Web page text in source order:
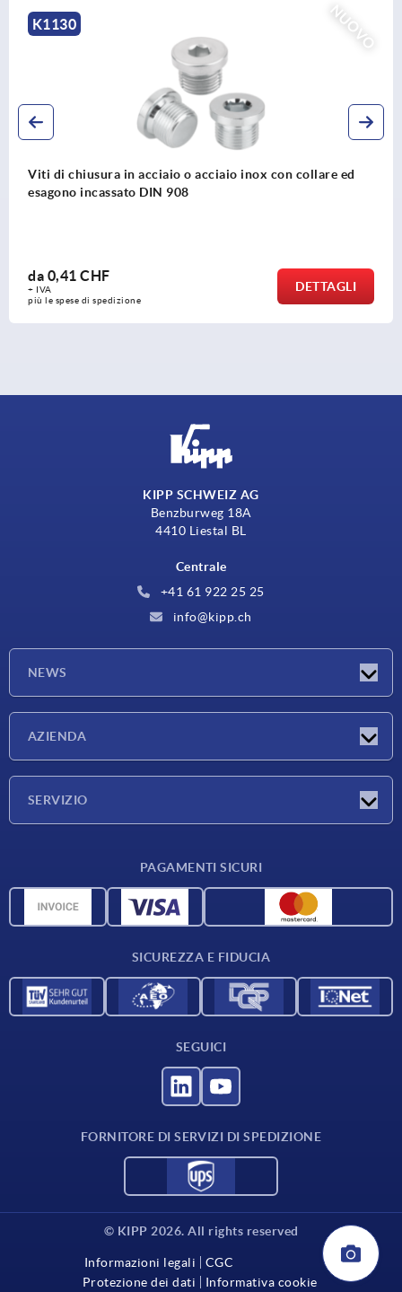
NUOVO
ed
Viti di chiusura in acciaio o acciaio inox con
esagono esterno DIN 910
più le spese di spedizione
KIPP SCHWEIZ AG
Benzburweg 18A
4410 Liestal BL
Centrale
+41 61 922 25 25
info@kipp.ch
NEWS
AZIENDA
SERVIZIO
Dati CAD
PAGAMENTI SICURI
SICUREZZA E FIDUCIA
SEGUICI
FORNITORE DI SERVIZI DI SPEDIZIONE
© KIPP 2026. All rights reserved
Informazioni legali
CGC
Protezione dei dati
Informativa cookie